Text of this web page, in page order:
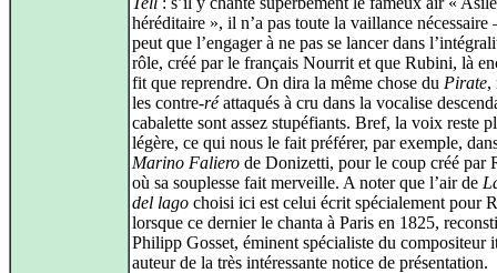
héréditaire », il n’a pas toute la vaillance nécessaire
peut que l’engager à ne pas se lancer dans
rôle, créé par le français Nourrit et que Rubini, là
fit que reprendre. On dira la même chose du Pirate,
les contre-réattaqués à cru dans la vocalise
cabalette sont assez stupéfiants. Bref, la voix reste
légère, ce qui nous le fait préférer, par exemple,
Marino Faliero de Donizetti, pour le coup créé par
où sa souplesse fait merveille. A noter que l’air de
del lago choisi ici est celui écrit spécialement pour
lorsque ce dernier le chanta à Paris en 1825,
Philipp Gosset, éminent spécialiste du compositeur
auteur de la très intéressante notice de présentation.